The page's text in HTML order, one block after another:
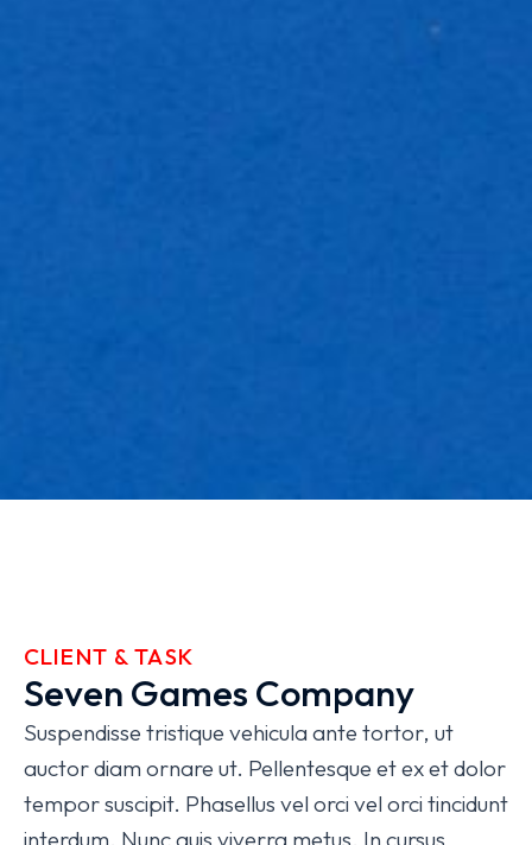
CLIENT & TASK
Seven Games Company
Suspendisse tristique vehicula ante tortor, ut
auctor diam ornare ut. Pellentesque et ex et dolor
tempor suscipit. Phasellus vel orci vel orci tincidunt
interdum. Nunc quis viverra metus. In cursus